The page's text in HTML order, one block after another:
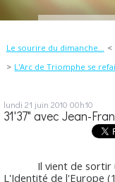
Le sourire du dimanche...
L'Arc de Triomphe se
lundi 21 juin 2010 00h10
31'37" avec Jean-
Il vient de sortir un
L'Identité de l'Europe